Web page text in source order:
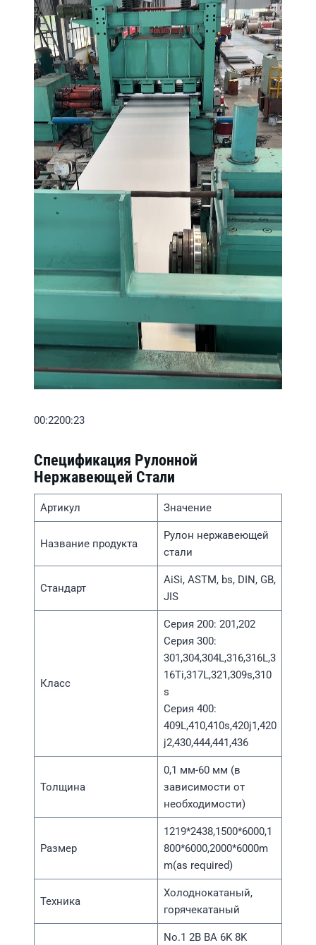
00:2200:23
Спецификация Рулонной
Нержавеющей Стали
Артикул Значение
Название продукта
Рулон нержавеющей
стали
Стандарт
AiSi, ASTM, bs, DIN, GB,
JIS
Класс
Серия 200: 201,202
Серия 300:
301,304,304L,316,316L,3
16Ti,317L,321,309s,310
s
Серия 400:
409L,410,410s,420j1,420
j2,430,444,441,436
Толщина
0,1 мм-60 мм (в
зависимости от
необходимости)
Размер
1219*2438,1500*6000,1
800*6000,2000*6000m
m(as required)
Техника
Холоднокатаный,
горячекатаный
No.1 2B BA 6K 8K